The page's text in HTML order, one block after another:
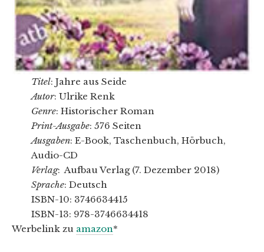
Titel: Jahre aus Seide
Autor: Ulrike Renk
Genre: Historischer Roman
Print-Ausgabe: 576 Seiten
Ausgaben: E-Book, Taschenbuch, Hörbuch,
Audio-CD
Verlag: Aufbau Verlag (7. Dezember 2018)
Sprache: Deutsch
ISBN-10: 3746634415
ISBN-13: 978-3746634418
Werbelink zu amazon*